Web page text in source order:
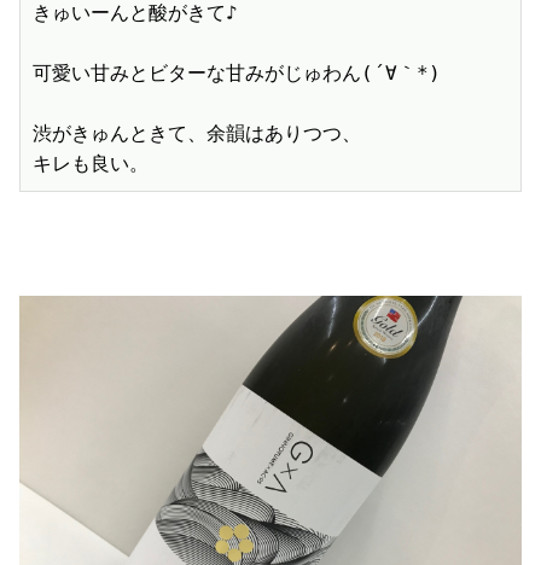
きゅいーんと酸がきて♪
可愛い甘みとビターな甘みがじゅわん(´∀｀*)
渋がきゅんときて、余韻はありつつ、